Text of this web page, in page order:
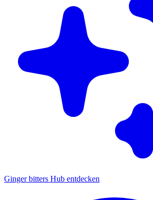
Ginger bitters Hub entdecken